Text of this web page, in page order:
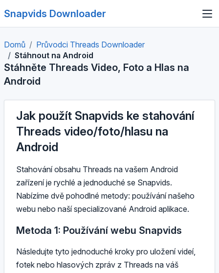
Snapvids Downloader
Domů
Průvodci Threads Downloader
Stáhnout na Android
Stáhněte Threads Video, Foto a Hlas na
Android
Jak použít Snapvids ke stahování
Threads video/foto/hlasu na
Android
Stahování obsahu Threads na vašem Android
zařízení je rychlé a jednoduché se Snapvids.
Nabízíme dvě pohodlné metody: používání našeho
webu nebo naší specializované Android aplikace.
Metoda 1: Používání webu Snapvids
Následujte tyto jednoduché kroky pro uložení videí,
fotek nebo hlasových zpráv z Threads na váš